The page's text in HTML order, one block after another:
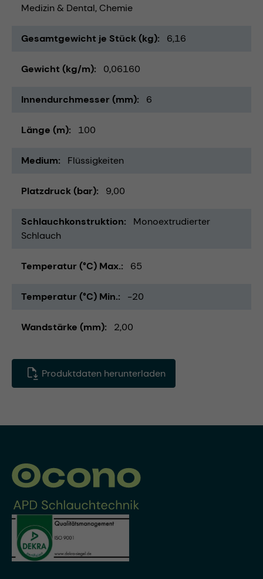
Medizin & Dental Chemie
Gesamtgewicht je Stück (kg) 6,16
Gewicht (kg/m) 0,06160
Innendurchmesser (mm) 6
Länge (m) 100
Medium Flüssigkeiten
Platzdruck (bar) 9,00
Schlauchkonstruktion
Monoextrudierter
Schlauch
Temperatur (°C) Max. 65
Temperatur (°C) Min. -20
Wandstärke (mm) 2,00
Produktdaten herunterladen